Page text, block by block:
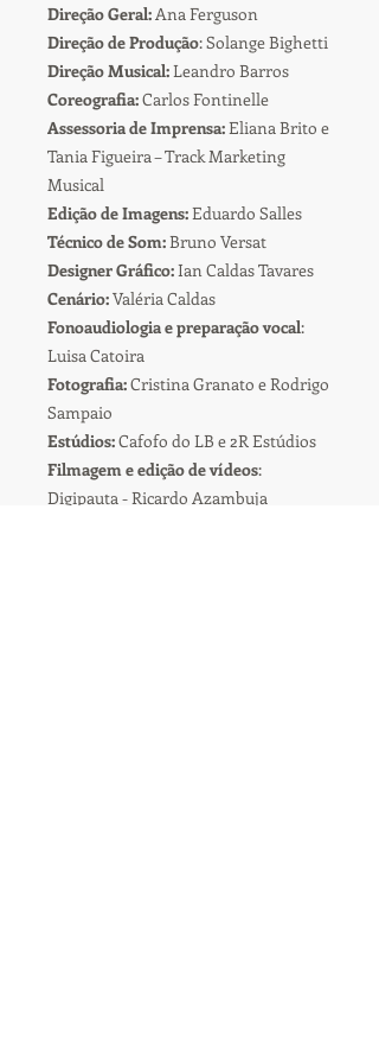
Direção Geral:Ana Ferguson
Direção de Produção: Solange Bighetti
Direção Musical:Leandro Barros
Coreografia:Carlos Fontinelle
Assessoria de Imprensa:Eliana Brito e
Tania Figueira – Track Marketing
Musical
Edição de Imagens:Eduardo Salles
Técnico de Som:Bruno Versat
Designer Gráfico:Ian Caldas Tavares
Cenário:Valéria Caldas
Fonoaudiologia e preparação vocal:
Luisa Catoira
Fotografia:Cristina Granato e Rodrigo
Sampaio
Estúdios:Cafofo do LB e 2R Estúdios
Filmagem e edição de vídeos:
Digipauta - Ricardo Azambuja